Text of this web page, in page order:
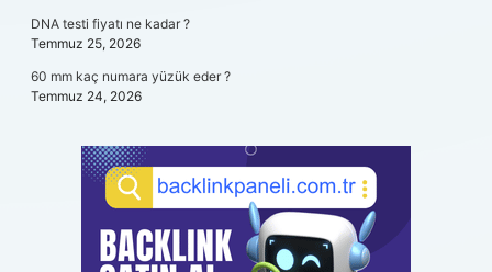
DNA testi fiyatı ne kadar ?
Temmuz 25, 2026
60 mm kaç numara yüzük eder ?
Temmuz 24, 2026